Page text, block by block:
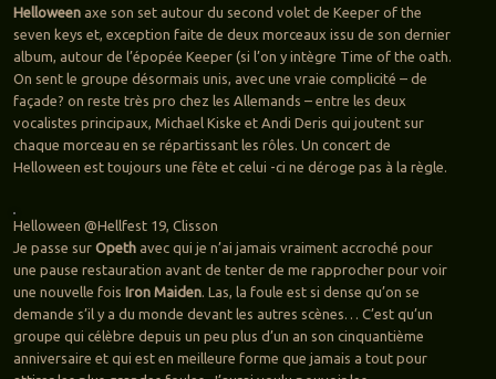
Helloween axe son set autour du second volet de Keeper of the
seven keys et, exception faite de deux morceaux issu de son dernier
album, autour de l’épopée Keeper (si l’on y intègre Time of the oath.
On sent le groupe désormais unis, avec une vraie complicité – de
façade? on reste très pro chez les Allemands – entre les deux
vocalistes principaux, Michael Kiske et Andi Deris qui joutent sur
chaque morceau en se répartissant les rôles. Un concert de
Helloween est toujours une fête et celui -ci ne déroge pas à la règle.
Helloween @Hellfest 19, Clisson
Je passe sur Opeth avec qui je n’ai jamais vraiment accroché pour
une pause restauration avant de tenter de me rapprocher pour voir
une nouvelle fois Iron Maiden. Las, la foule est si dense qu’on se
demande s’il y a du monde devant les autres scènes… C’est qu’un
groupe qui célèbre depuis un peu plus d’un an son cinquantième
anniversaire et qui est en meilleure forme que jamais a tout pour